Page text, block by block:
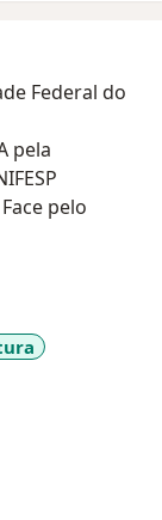
Federal do
pela
pelo